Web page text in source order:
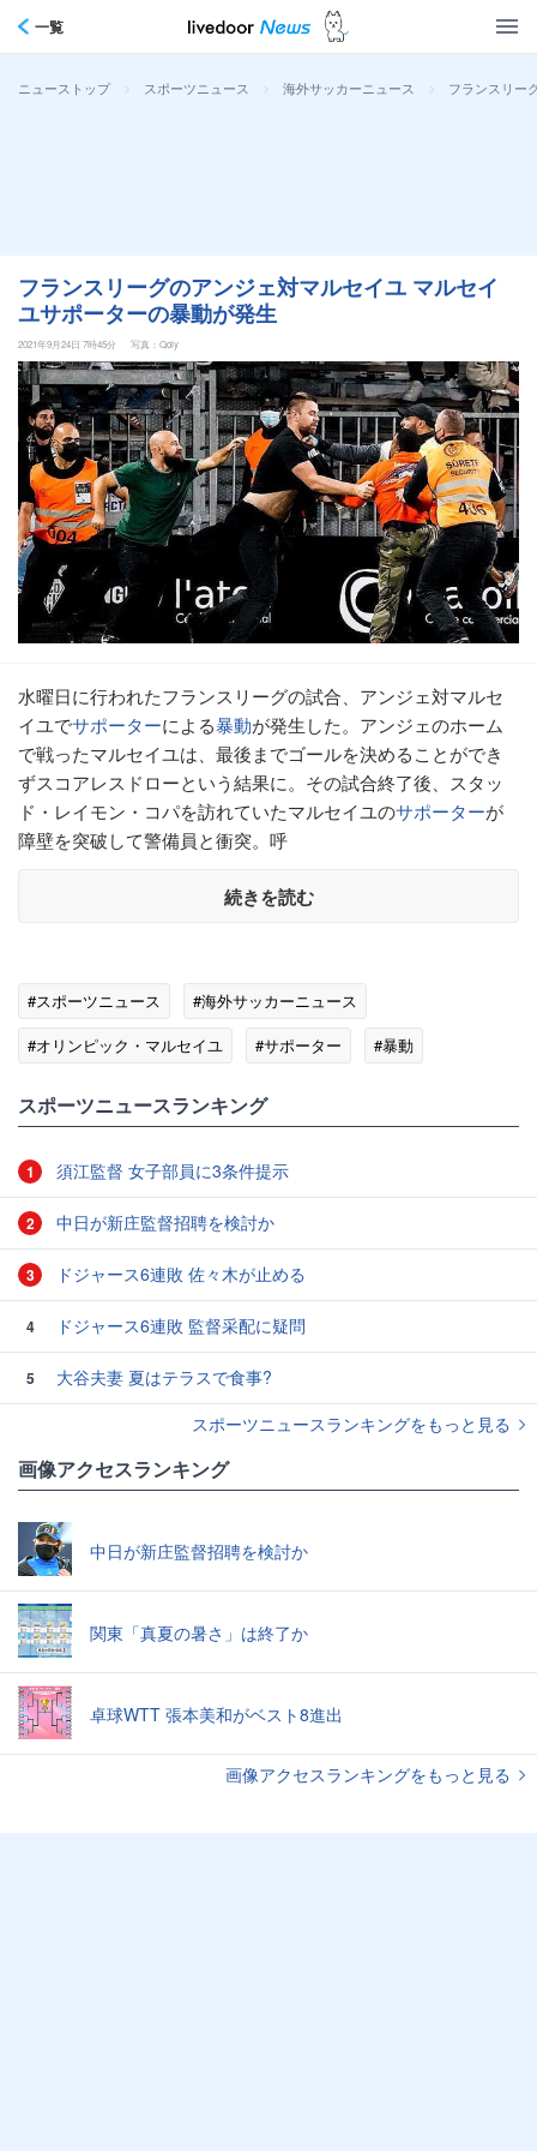
一覧
ニューストップ > スポーツニュース > 海外サッカーニュース > フランスリー
フランスリーグのアンジェ対マルセイユ マルセイ
ユサポーターの暴動が発生
2021年9月24日 7時45分 写真：Qoly
水曜日に行われたフランスリーグの試合、アンジェ対マルセ
イユでサポーターによる暴動が発生した。アンジェのホーム
で戦ったマルセイユは、最後までゴールを決めることができ
ずスコアレスドローという結果に。その試合終了後、スタッ
ド・レイモン・コパを訪れていたマルセイユのサポーターが
障壁を突破して警備員と衝突。呼
続きを読む
#スポーツニュース
#海外サッカーニュース
#オリンピック・マルセイユ
#サポーター #暴動
スポーツニュースランキング
1 須江監督 女子部員に3条件提示
2 中日が新庄監督招聘を検討か
3 ドジャース6連敗 佐々木が止める
4 ドジャース6連敗 監督采配に疑問
5
大谷夫妻 夏はテラスで食事?
スポーツニュースランキングをもっと見る
画像アクセスランキング
中日が新庄監督招聘を検討か
関東「真夏の暑さ」は終了か
卓球WTT 張本美和がベスト8進出
画像アクセスランキングをもっと見る